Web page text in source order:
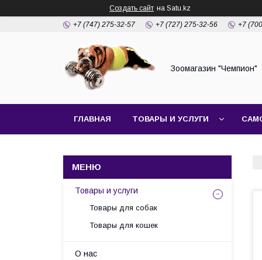
Создать сайт на Satu.kz
+7 (747) 275-32-57 +7 (727) 275-32-56 +7
Зоомагазин "Чемпион"
ГЛАВНАЯ ТОВАРЫ И УСЛУГИ
Товары и услуги
Товары для собак
Товары для кошек
О нас